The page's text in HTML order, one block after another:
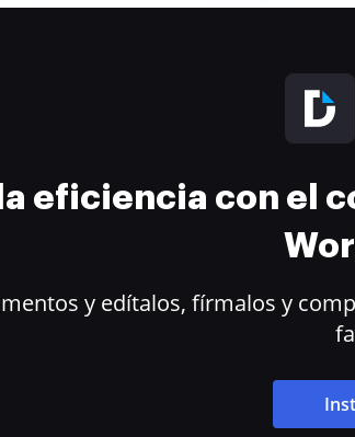
eficiencia con el
y edítalos, fírmalos y